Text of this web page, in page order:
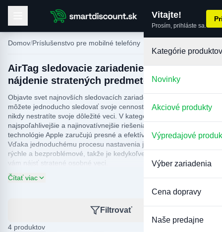
Vitajte!
Prosím, prihláste sa.
Kategórie produktov
Novinky
Akciové produkty
Výpredajové
Výber zariadenia
Cena dopravy
Naše predajne
Domov Príslušenstvo pre mobilné telefóny
AirTag sledovacie zariadenie: Jednoduché
nájdenie stratených predmetov
Objavte svet najnovších sledovacích zariadení AirTag, s ktorými
môžete jednoducho sledovať svoje cennosti a byť si istí, že už
nikdy nestratíte svoje dôležité veci. V kategórii AirTag nájdete
najspoľahlivejšie a najinovatívnejšie riešenia, ktoré s výhodami
technológie Apple zaručujú presné a efektívne určovanie polohy.
Vďaka jednoduchému procesu nastavenia je používanie AirTag
rýchle a bezproblémové, takže je kedykoľvek pripravené pomôcť
vám nájsť stratené osobné veci.
Sledovacie zariadenia AirTag sú vynikajúcimi spoločníkmi v
našom každodennom živote, či už ide o stratené kľúče, tašku
kompaktného a štýlového dizajnu je AirTag odolný a vodotesný,
takže obstojí v rôznych podmienkach. Pripojte AirTag k
akémukoľvek predmetu a užívajte si pohodlie a pokoj, ktoré
Čítať viac
Filtrovať
4 produktov